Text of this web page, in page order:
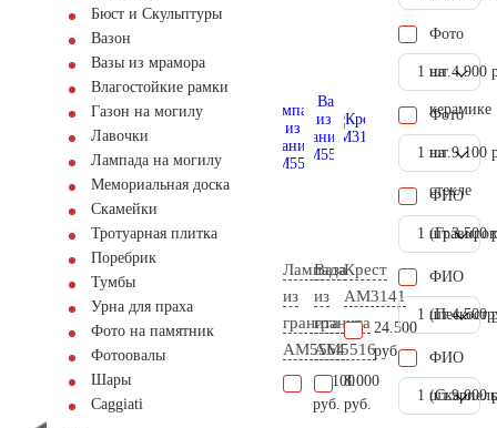
Бюст и Скульптуры
Вазон
Вазы из мрамора
Влагостойкие рамки
Газон на могилу
Лавочки
Лампада на могилу
Мемориальная доска
Скамейки
Тротуарная плитка
Поребрик
Тумбы
Урна для праха
Фото на памятник
Фотоовалы
Шары
Сaggiati
Лампада
из
гранита
AM5564
11.100
руб.
Ваза
из
гранита
AM5516
8.000
руб.
Крест
AM3141
24.500
руб.
Фото
на
керамике
1 шт. 4.900
Фото
на
стекле
1 шт. 9.100
ФИО
1 шт.3.500
ФИО
1 шт.4.500
ФИО
1 шт.9.000